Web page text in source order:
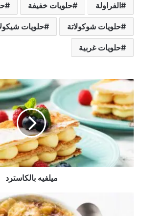
الفراولة حلويات خفيفة
حلويات شوكولاتة حلويات
حلويات غربية
م
ي
ل
ف
ي
ه
ل
ميلفيه بالكاسترد